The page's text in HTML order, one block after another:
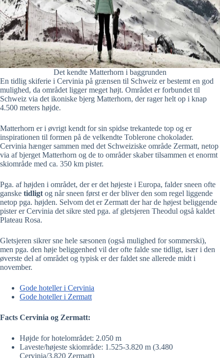
Det kendte Matterhorn i baggrunden
En tidlig skiferie i Cervinia på grænsen til Schweiz er bestemt en god
mulighed, da området ligger meget højt. Området er forbundet til
Schweiz via det ikoniske bjerg Matterhorn, der rager helt op i knap
4.500 meters højde.
Matterhorn er i øvrigt kendt for sin spidse trekantede top og er
inspirationen til formen på de velkendte Toblerone chokolader.
Cervinia hænger sammen med det Schweiziske område Zermatt, netop
via af bjerget Matterhorn og de to områder skaber tilsammen et enormt
skiområde med ca. 350 km pister.
Pga. af højden i området, der er det højeste i Europa, falder sneen ofte
ganske tidligt og når sneen først er der bliver den som regel liggende
netop pga. højden. Selvom det er Zermatt der har de højest beliggende
pister er Cervinia det sikre sted pga. af gletsjeren Theodul også kaldet
Plateau Rosa.
Gletsjeren sikrer sne hele sæsonen (også mulighed for sommerski),
men pga. den høje beliggenhed vil der ofte falde sne tidligt, især i den
øverste del af området og typisk er der faldet sne allerede midt i
november.
Gode hoteller i Cervinia
Gode hoteller i Zermatt
Facts Cervinia og Zermatt:
Højde for hotelområdet: 2.050 m
Laveste/højeste skiområde: 1.525-3.820 m (3.480
Cervinia/3.820 Zermatt)